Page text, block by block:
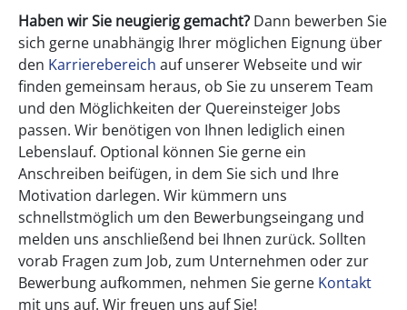
Haben wir Sie neugierig gemacht? Dann bewerben Sie
sich gerne unabhängig Ihrer möglichen Eignung über
den Karrierebereich auf unserer Webseite und wir
finden gemeinsam heraus, ob Sie zu unserem Team
und den Möglichkeiten der Quereinsteiger Jobs
passen. Wir benötigen von Ihnen lediglich einen
Lebenslauf. Optional können Sie gerne ein
Anschreiben beifügen, in dem Sie sich und Ihre
Motivation darlegen. Wir kümmern uns
schnellstmöglich um den Bewerbungseingang und
melden uns anschließend bei Ihnen zurück. Sollten
vorab Fragen zum Job, zum Unternehmen oder zur
Bewerbung aufkommen, nehmen Sie gerne Kontakt
mit uns auf. Wir freuen uns auf Sie!